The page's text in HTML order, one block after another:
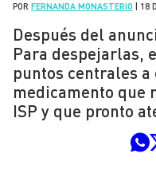
POR FERNANDA MONASTERIO 18
Después del
Para despejarlas,
puntos centrales
medicamento que
ISP y que pronto